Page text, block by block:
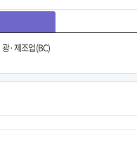
광·제조업(BC)